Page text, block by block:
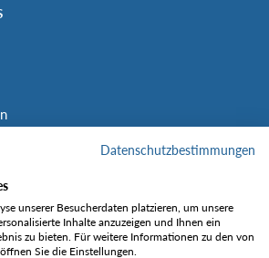
Datenschutzbestimmungen
unserer Besucherdaten platzieren, um unsere
Inhalte anzuzeigen und Ihnen ein
zu bieten. Für weitere Informationen zu den von
Sie die Einstellungen.